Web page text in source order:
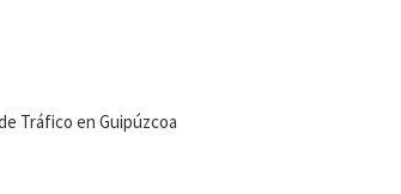
Tráfico en Guipúzcoa